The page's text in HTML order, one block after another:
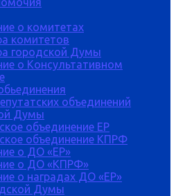
о комитетах
комитетов
городской Думы
о Консультативном
объединений
Думы
объединение ЕР
объединение КПРФ
о ДО «ЕР»
о ДО «КПРФ»
о наградах ДО «ЕР»
Думы